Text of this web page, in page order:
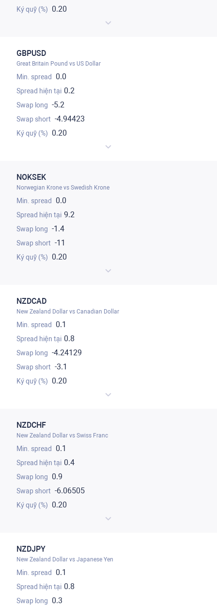
0.20
GBPUSD
Great Britain Pound vs US Dollar
0.0
0.2
-5.2
-4.94423
0.20
NOKSEK
Norwegian Krone vs Swedish Krone
0.0
9.2
-1.4
-11
0.20
NZDCAD
New Zealand Dollar vs Canadian Dollar
0.1
0.8
-4.24129
-3.1
0.20
NZDCHF
New Zealand Dollar vs Swiss Franc
0.1
0.4
0.9
-6.06505
0.20
NZDJPY
New Zealand Dollar vs Japanese Yen
0.1
0.8
0.3